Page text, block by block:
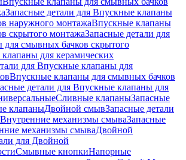
Запасные детали для Впускные клапаны
наружного монтажаВпускные клапаны
скрытого монтажаЗапасные детали для
смывных бачков скрытого
для керамических
для Впускные клапаны для
Впускные клапаны для смывных бачков
детали для Впускные клапаны для
Сливные клапаныЗапасные
клапаныДвойной смывЗапасные детали
Внутренние механизмы смываЗапасные
механизмы смываДвойной
для Двойной
Смывные кнопкиНапорные